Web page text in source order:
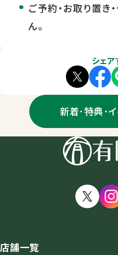
ご予約・お取り置き
ん。
シェア
新着･特典･
店舗一覧